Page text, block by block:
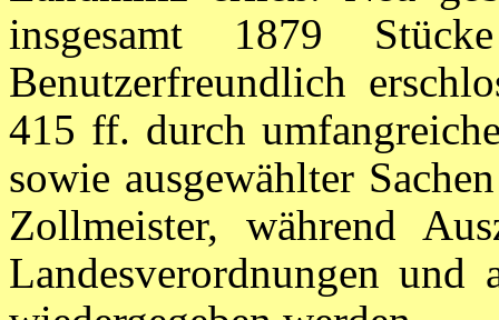
insgesamt 1879
Benutzerfreundlich
415 ff. durch
sowie ausgewählter
Zollmeister, während
Landesverordnungen